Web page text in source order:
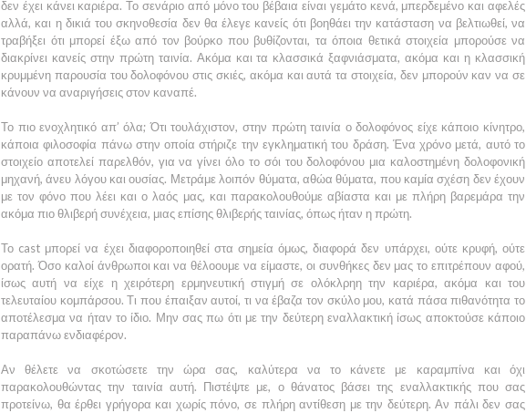
δεν έχει κάνει καριέρα. Το σενάριο από μόνο του βέβαια είναι γεμάτο κενά, μπερδεμένο και αφελές
αλλά, και η δικιά του σκηνοθεσία δεν θα έλεγε κανείς ότι βοηθάει την κατάσταση να βελτιωθεί, να
τραβήξει ότι μπορεί έξω από τον βούρκο που βυθίζονται, τα όποια θετικά στοιχεία μπορούσε να
διακρίνει κανείς στην πρώτη ταινία. Ακόμα και τα κλασσικά ξαφνιάσματα, ακόμα και η κλασσική
κρυμμένη παρουσία του δολοφόνου στις σκιές, ακόμα και αυτά τα στοιχεία, δεν μπορούν καν να σε
κάνουν να αναριγήσεις στον καναπέ.
Το πιο ενοχλητικό απ’ όλα; Ότι τουλάχιστον, στην πρώτη ταινία ο δολοφόνος είχε κάποιο κίνητρο,
κάποια φιλοσοφία πάνω στην οποία στήριζε την εγκληματική του δράση. Ένα χρόνο μετά, αυτό το
στοιχείο αποτελεί παρελθόν, για να γίνει όλο το σόι του δολοφόνου μια καλοστημένη δολοφονική
μηχανή, άνευ λόγου και ουσίας. Μετράμε λοιπόν θύματα, αθώα θύματα, που καμία σχέση δεν έχουν
με τον φόνο που λέει και ο λαός μας, και παρακολουθούμε αβίαστα και με πλήρη βαρεμάρα την
ακόμα πιο θλιβερή συνέχεια, μιας επίσης θλιβερής ταινίας, όπως ήταν η πρώτη.
Το cast μπορεί να έχει διαφοροποιηθεί στα σημεία όμως, διαφορά δεν υπάρχει, ούτε κρυφή, ούτε
ορατή. Όσο καλοί άνθρωποι και να θέλοουμε να είμαστε, οι συνθήκες δεν μας το επιτρέπουν αφού,
ίσως αυτή να είχε η χειρότερη ερμηνευτική στιγμή σε ολόκλρηη την καριέρα, ακόμα και του
τελευταίου κομπάρσου. Τι που έπαιξαν αυτοί, τι να έβαζα τον σκύλο μου, κατά πάσα πιθανότητα το
αποτέλεσμα να ήταν το ίδιο. Μην σας πω ότι με την δεύτερη εναλλακτική ίσως αποκτούσε κάποιο
παραπάνω ενδιαφέρον.
Αν θέλετε να σκοτώσετε την ώρα σας, καλύτερα να το κάνετε με καραμπίνα και όχι
παρακολουθώντας την ταινία αυτή. Πιστέψτε με, ο θάνατος βάσει της εναλλακτικής που σας
προτείνω, θα έρθει γρήγορα και χωρίς πόνο, σε πλήρη αντίθεση με την δεύτερη. Αν πάλι δεν σας